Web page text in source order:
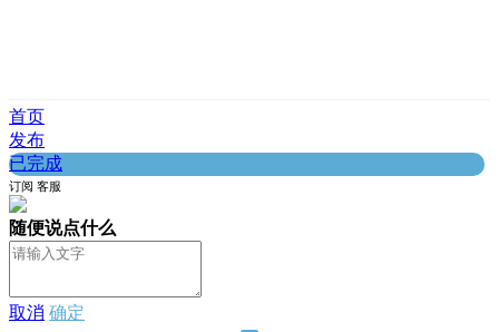
首页
发布
已完成
订阅 客服
随便说点什么
取消 确定